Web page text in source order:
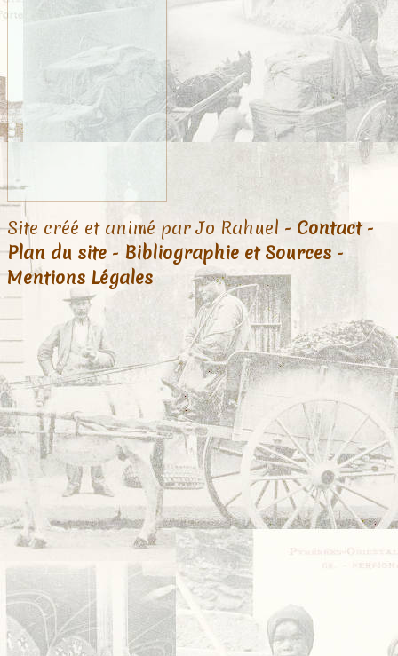
Site créé et animé par Jo Rahuel - Contact-
Plan du site - Bibliographie et Sources -
Mentions Légales